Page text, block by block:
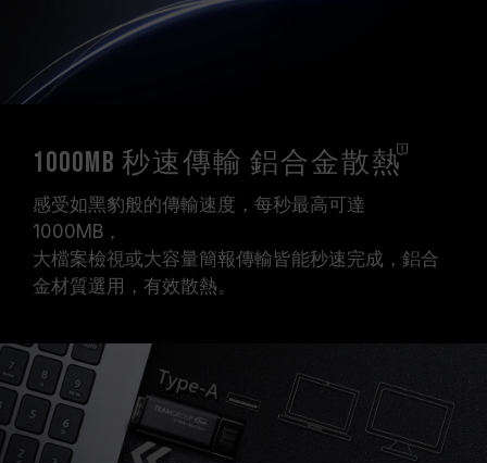
1000MB 秒速傳輸 鋁合金散熱
感受如黑豹般的傳輸速度，每秒最高可達
1000MB，
大檔案檢視或大容量簡報傳輸皆能秒速完成，鋁合
金材質選用，有效散熱。